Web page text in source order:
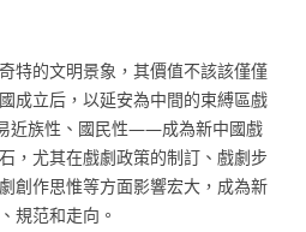
特的文明景象，其價值不該該僅僅
成立后，以延安為中間的束縛區戲
近族性、國民性——成為新中國戲
，尤其在戲劇政策的制訂、戲劇步
創作思惟等方面影響宏大，成為新
規范和走向。